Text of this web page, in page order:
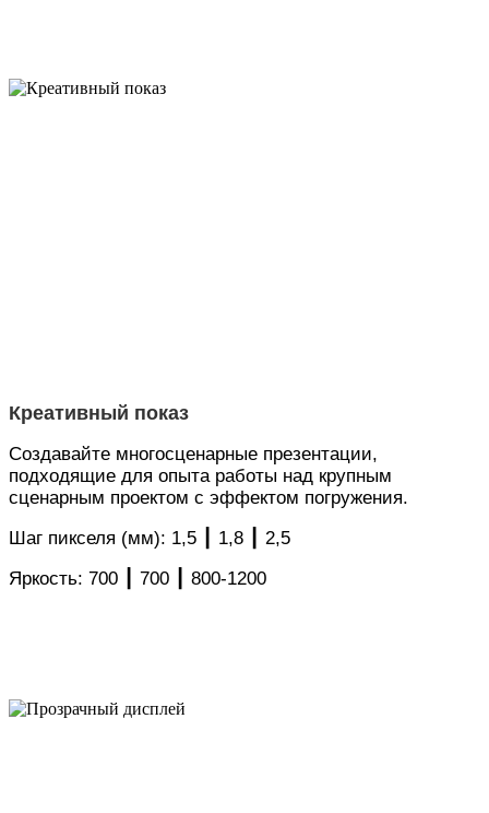
Креативный показ
Создавайте многосценарные презентации,
подходящие для опыта работы над крупным
сценарным проектом с эффектом погружения.
Шаг пикселя (мм): 1,5 ┃ 1,8 ┃ 2,5
Яркость: 700 ┃ 700 ┃ 800-1200